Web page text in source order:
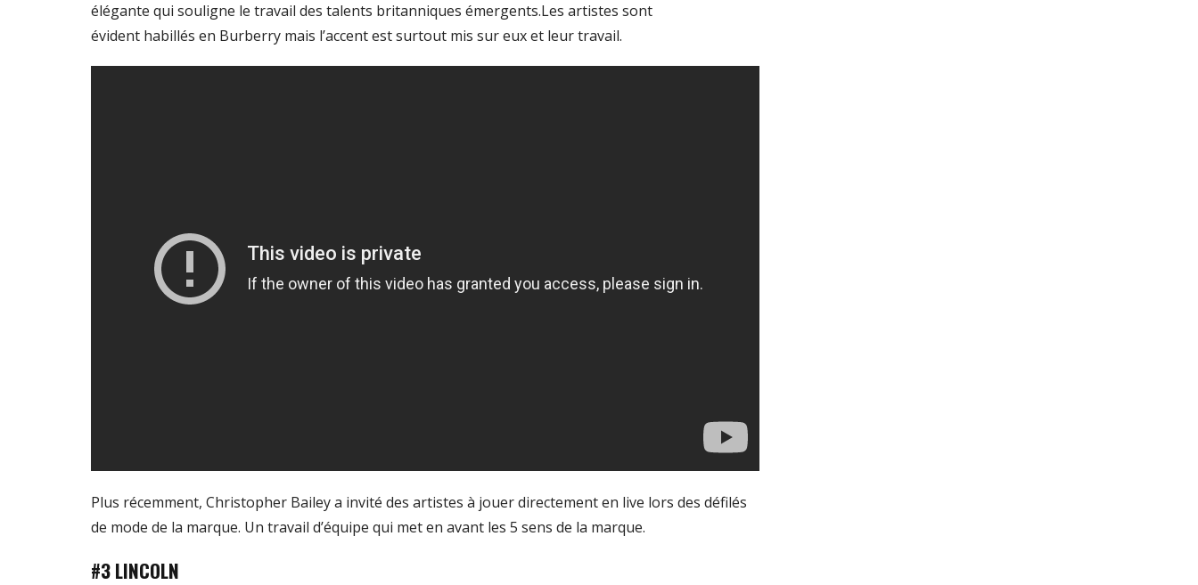
élégante qui souligne le travail des talents britanniques émergents.Les artistes sont
évident habillés en Burberry mais l’accent est surtout mis sur eux et leur travail.
Plus récemment, Christopher Bailey a invité des artistes à jouer directement en live lors des défilés
de mode de la marque. Un travail d’équipe qui met en avant les 5 sens de la marque.
#3 LINCOLN